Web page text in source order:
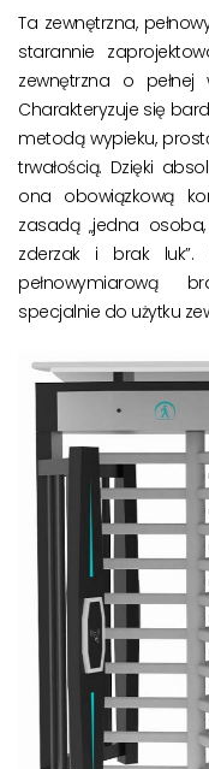
Ta zewnętrzna,
starannie
zewnętrzna o pełnej
Charakteryzuje się
metodą wypieku,
trwałością. Dzięki
ona obowiązkową
zasadą „jedna
zderzak i brak luk”.
pełnowymiarową
specjalnie do użytku